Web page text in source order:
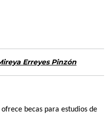
Erreyes Pinzón
becas para estudios de